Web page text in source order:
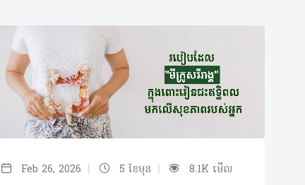
Feb 26, 2026 | 5 ខែមុន | 8.1K មើល